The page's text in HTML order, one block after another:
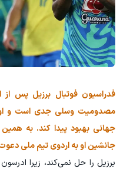
فدراسیون فوتبال برزیل پس از
مصدومیت وسلی جدی است و او
جهانی بهبود پیدا کند. به همین
جانشین او به اردوی تیم ملی
برزیل را حل نمی‌کند، زیرا